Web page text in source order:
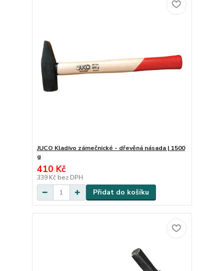
JUCO Kladivo zámečnické - dřevěná násada | 1500
g
410 Kč
339 Kč bez DPH
Přidat do košíku